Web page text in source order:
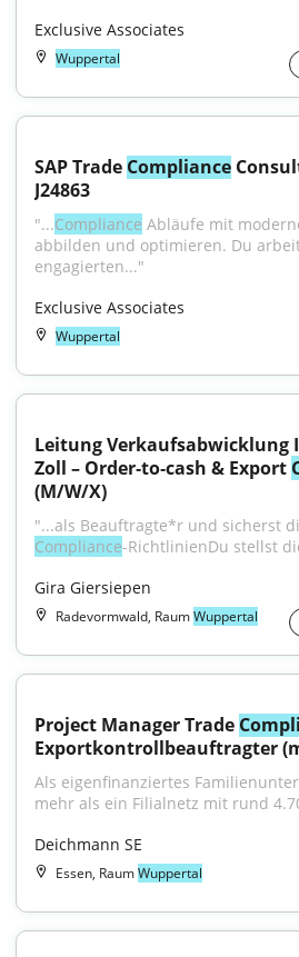
Exclusive Associates
Wuppertal
SAP Trade Compliance
J24863
"...Compliance Abläufe mit
abbilden und optimieren. Du
engagierten..."
Exclusive Associates
Wuppertal
Leitung
Zoll – Order‑to‑cash & Export
(M/W/X)
Compliance-RichtlinienDu stellst
Gira Giersiepen
Radevormwald, RaumWuppertal
Project Manager Trade
Exportkontrollbeauftragter
Als eigenfinanziertes
mehr als ein Filialnetz mit rund
Deichmann SE
Essen, RaumWuppertal